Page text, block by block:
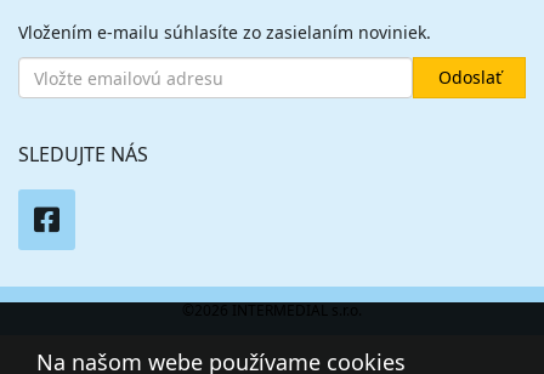
Vložením e-mailu súhlasíte zo zasielaním noviniek.
SLEDUJTE NÁS
©2026 INTERMEDIAL s.r.o.
Na našom webe používame cookies